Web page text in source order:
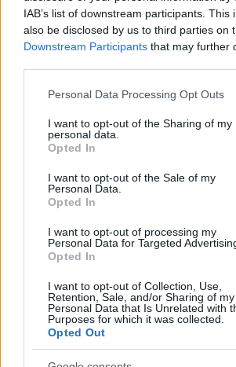
IAB’s list of downstream participants. This
also be disclosed by us to third parties on
Downstream Participants that may further
Please note that this website/app uses
not limited to your visit or usage
grant or deny consent to Google and its
use your data for below specified
consent section.
Personal Data Processing Opt Outs
I want to opt-out of the Sharing of my
personal data.
Opted In
I want to opt-out of the Sale of my
Personal Data.
Opted In
I want to opt-out of processing my
Personal Data for Targeted
Opted In
I want to opt-out of Collection, Use,
Retention, Sale, and/or Sharing of my
Personal Data that Is Unrelated with
Purposes for which it was collected.
Opted Out
δουλέψει και εργάζεται σε
περιγράφει πως προσπάθησε να
εγκλωβισμένους στο λεωφορείο:
από το λεωφορείο τρεις-
ανάμεσά τους κι ένα μικρό
έναν σκύλο. Βλέποντας αυτή τη
νιώσω άρρωστος, επειδή το
ευθεία. Υπάρχουν τέσσερα παιδιά
νοσηλεύονται και δύο νεκρά
υπάρχουν κι άλλα. Πολλά από τα
επαγγελματική μου ζωή δεν έχω
παρόμοιο. Είναι θλιβερό», είπε
Ακόμα όπως είπε είδε τον Ιταλό
καμπίνα του, αλλά ήταν ήδη
Ένα αυτόπτης μάρτυρας δήλωσε